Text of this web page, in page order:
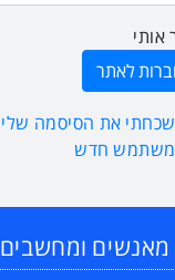
אותי
שכחתי את הסיסמה שלי
משתמש חדש
מאנשים ומחשבים